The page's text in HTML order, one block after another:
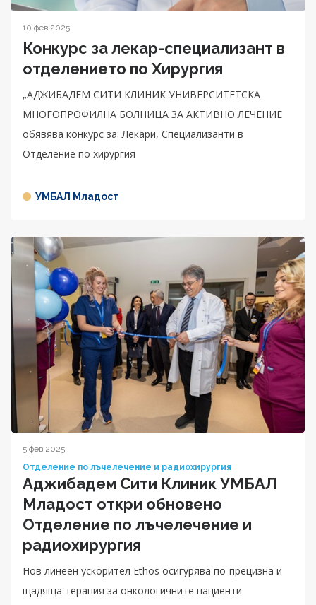
10 фев 2025
Конкурс за лекар-специализант в
отделението по Хирургия
„АДЖИБАДЕМ СИТИ КЛИНИК УНИВЕРСИТЕТСКА
МНОГОПРОФИЛНА БОЛНИЦА ЗА АКТИВНО ЛЕЧЕНИЕ
обявява конкурс за: Лекари, Специализанти в
Отделение по хирургия
УМБАЛ Младост
5 фев 2025
Отделение по лъчелечение и радиохирургия
Аджибадем Сити Клиник УМБАЛ
Младост откри обновено
Отделение по лъчелечение и
радиохирургия
Нов линеен ускорител Ethos осигурява по-прецизна и
щадяща терапия за онкологичните пациенти